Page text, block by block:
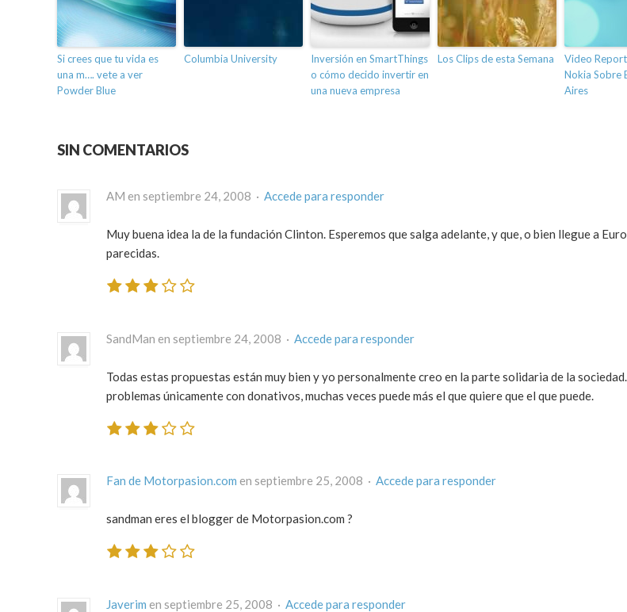
Si crees que tu vida es
una m…. vete a ver
Powder Blue
Columbia University
Inversión en SmartThings
o cómo decido invertir en
una nueva empresa
Los Clips de esta Semana
Video
Nokia Sobre
Aires
SIN COMENTARIOS
AM en septiembre 24, 2008 · Accede para responder
Muy buena idea la de la fundación Clinton. Esperemos que salga adelante, y que, o bien llegue a
parecidas.
SandMan en septiembre 24, 2008 · Accede para responder
Todas estas propuestas están muy bien y yo personalmente creo en la parte solidaria de la
problemas únicamente con donativos, muchas veces puede más el que quiere que el que puede.
Fan de Motorpasion.com en septiembre 25, 2008 · Accede para responder
sandman eres el blogger de Motorpasion.com ?
Javerim en septiembre 25, 2008 · Accede para responder